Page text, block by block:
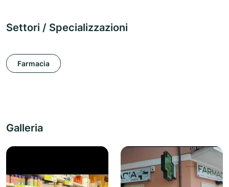
Settori / Specializzazioni
Farmacia
Galleria